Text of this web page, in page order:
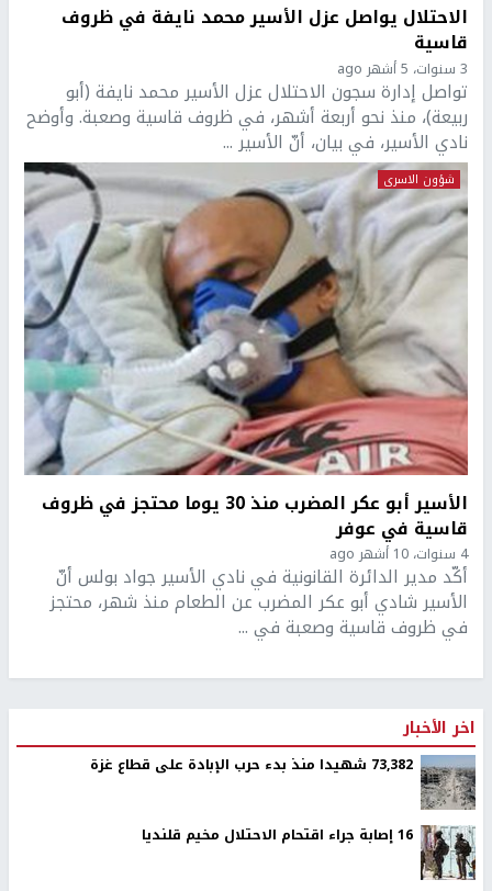
الاحتلال يواصل عزل الأسير محمد نايفة في ظروف
قاسية
3 سنوات، 5 أشهر ago
تواصل إدارة سجون الاحتلال عزل الأسير محمد نايفة (أبو
ربيعة)، منذ نحو أربعة أشهر، في ظروف قاسية وصعبة. وأوضح
نادي الأسير، في بيان، أنّ الأسير ...
شؤون الاسرى
الأسير أبو عكر المضرب منذ 30 يوما محتجز في ظروف
قاسية في عوفر
4 سنوات، 10 أشهر ago
أكّد مدير الدائرة القانونية في نادي الأسير جواد بولس أنّ
الأسير شادي أبو عكر المضرب عن الطعام منذ شهر، محتجز
في ظروف قاسية وصعبة في ...
اخر الأخبار
73,382 شهيدا منذ بدء حرب الإبادة على قطاع غزة
16 إصابة جراء اقتحام الاحتلال مخيم قلنديا